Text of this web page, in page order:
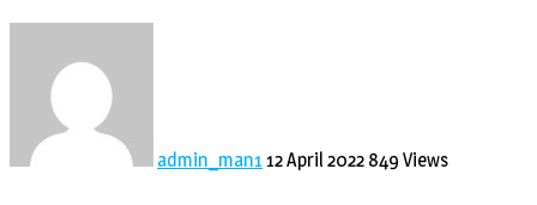
admin_man1 12 April 2022 849 Views